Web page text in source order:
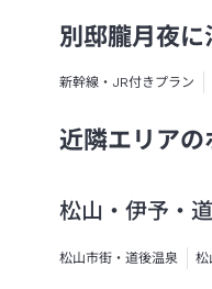
別邸朧月夜
新幹線・JR付きプラン
近隣エリア
松山・伊予・
松山市街・道後温泉 松